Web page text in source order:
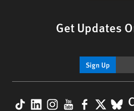
Get Updates
Sign Up
BlueSky
X
Facebook
YouTube